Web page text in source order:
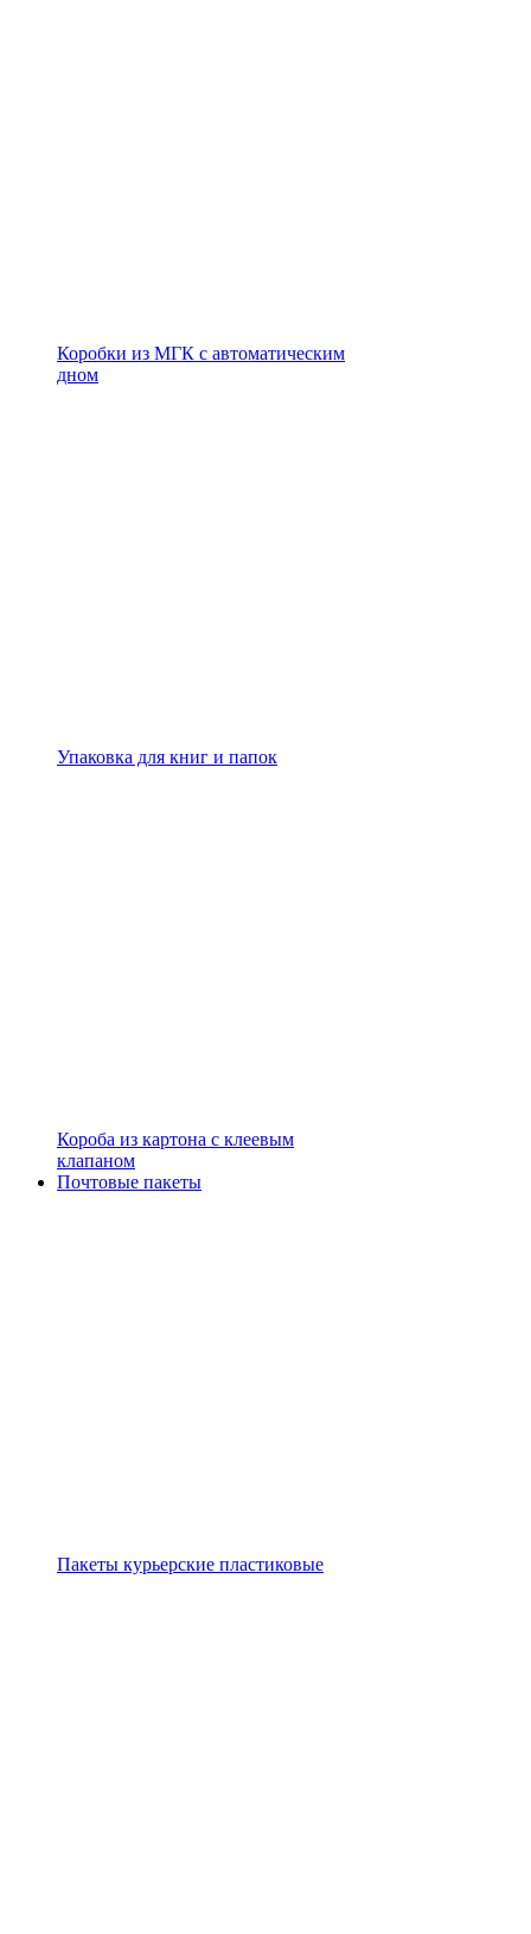
Коробки из МГК с автоматическим
дном
Упаковка для книг и папок
Короба из картона с клеевым
клапаном
Почтовые пакеты
Пакеты курьерские пластиковые